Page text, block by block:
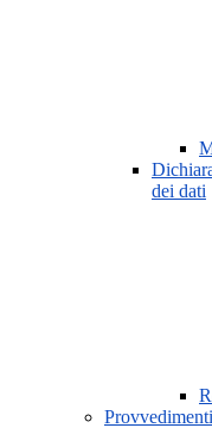
dei dati
Provvedimenti